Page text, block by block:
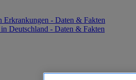
Erkrankungen - Daten & Fakten
Deutschland - Daten & Fakten